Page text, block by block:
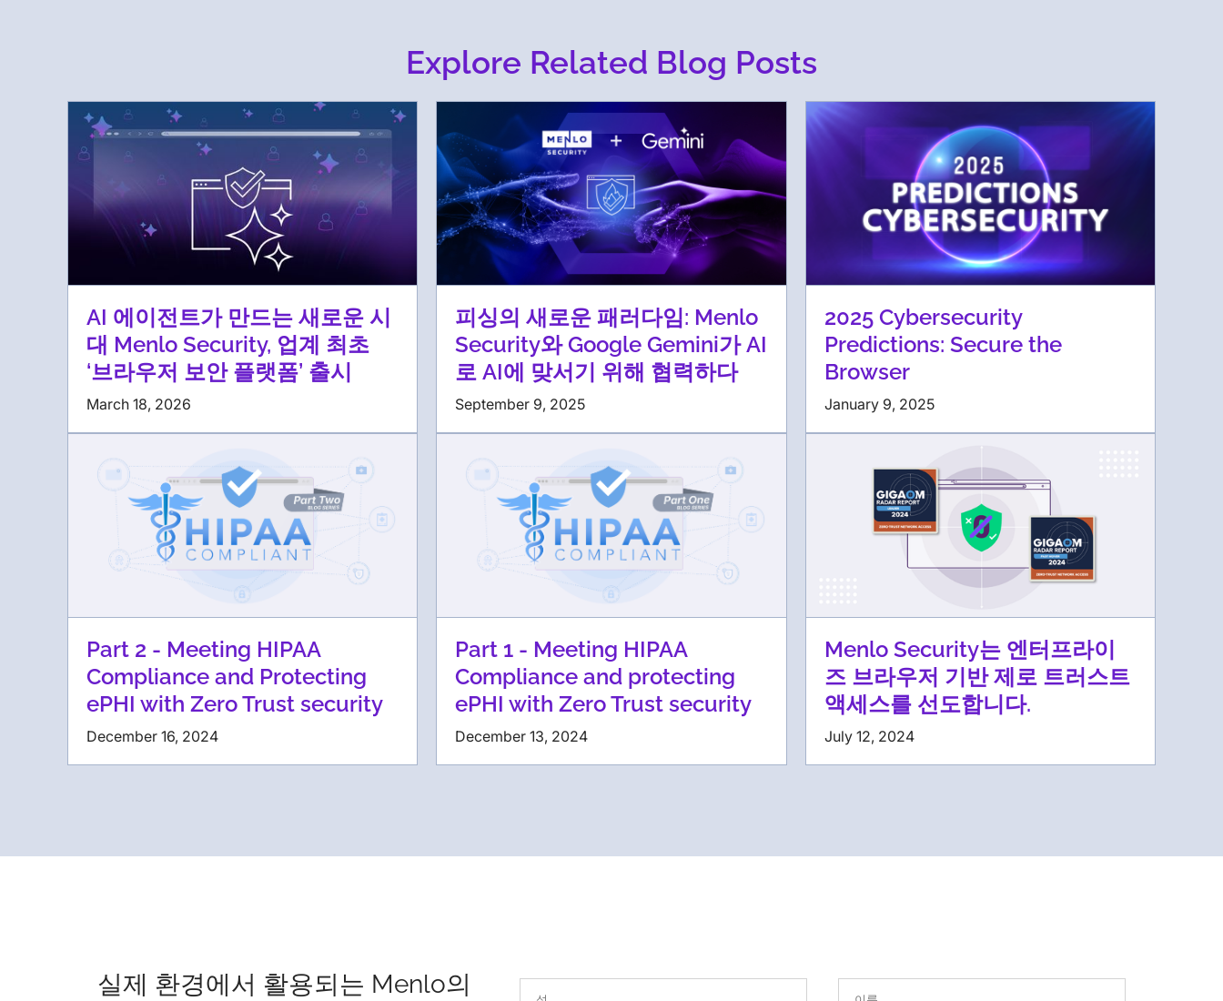
Explore Related Blog Posts
AI 에이전트가 만드는 새로운 시
대 Menlo Security, 업계 최초
‘브라우저 보안 플랫폼’ 출시
March 18, 2026
피싱의 새로운 패러다임: Menlo
Security와 Google Gemini가 AI
로 AI에 맞서기 위해 협력하다
September 9, 2025
2025 Cybersecurity
Predictions: Secure the
Browser
January 9, 2025
Part 2 - Meeting HIPAA
Compliance and Protecting
ePHI with Zero Trust security
December 16, 2024
Part 1 - Meeting HIPAA
Compliance and protecting
ePHI with Zero Trust security
December 13, 2024
Menlo Security는 엔터프라이
즈 브라우저 기반 제로 트러스트
액세스를 선도합니다.
July 12, 2024
실제 환경에서 활용되는 Menlo의